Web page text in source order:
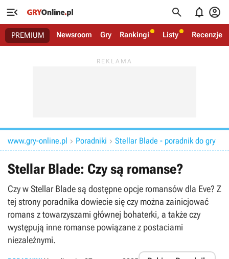
   
PREMIUM Newsroom Gry Rankingi Listy Recenzje
www.gry-online.pl  Poradniki  Stellar Blade - poradnik do gry
Stellar Blade: Czy są romanse?
Czy w Stellar Blade są dostępne opcje romansów dla Eve? Z
tej strony poradnika dowiecie się czy można zainicjować
romans z towarzyszami głównej bohaterki, a także czy
występują inne romanse powiązane z postaciami
niezależnymi.